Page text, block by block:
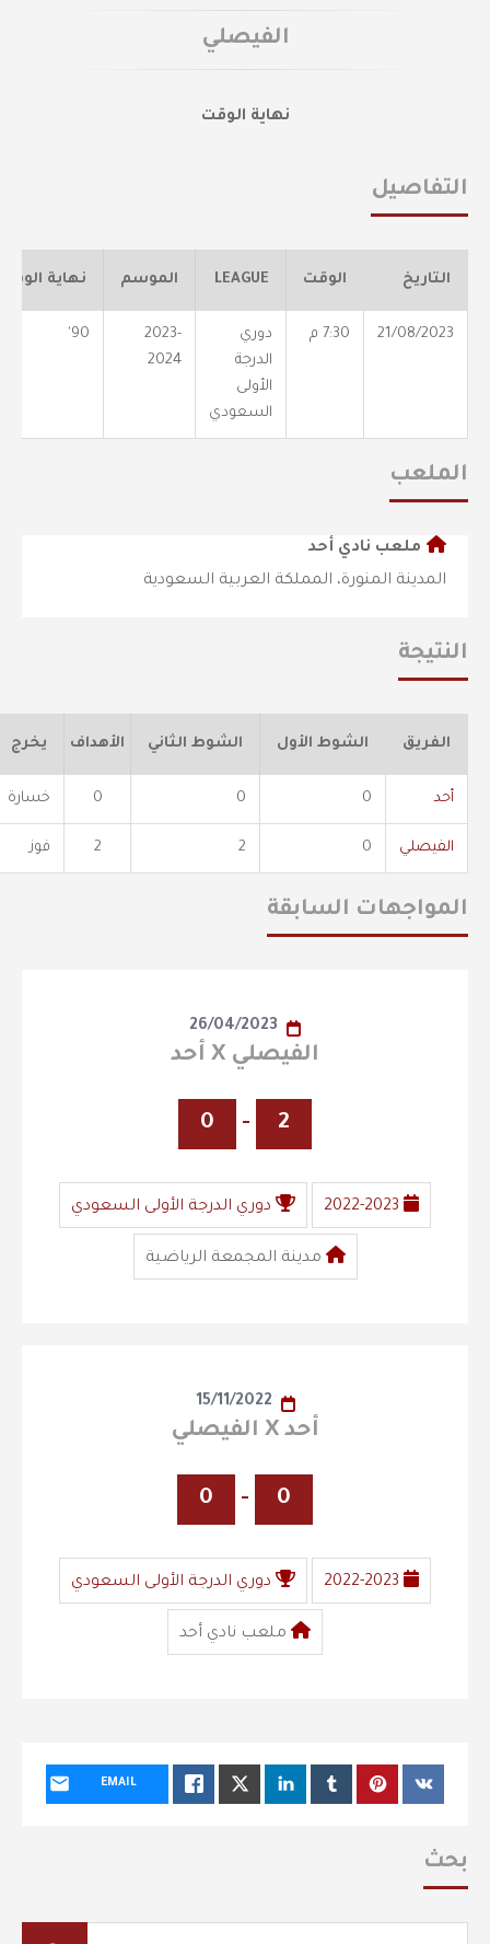
الفيصلي
نهاية الوقت
التفاصيل
التاريخ الوقت LEAGUE الموسم نهاية الوقت
21/08/2023 7:30 م
دوري
الدرجة
الأولى
السعودي
2023-
2024
90'
الملعب
ملعب نادي أحد
المدينة المنورة، المملكة العربية السعودية
النتيجة
الفريق الشوط الأول الشوط الثاني الأهداف يخرج
أحد 0
0
0 خسارة
الفيصلي 0
2
2 فوز
المواجهات السابقة
26/04/2023
الفيصلي X أحد
2
-
0
2022-2023 دوري الدرجة الأولى السعودي
مدينة المجمعة الرياضية
15/11/2022
أحد X الفيصلي
0
-
0
2022-2023 دوري الدرجة الأولى السعودي
ملعب نادي أحد
EMAIL
بحث